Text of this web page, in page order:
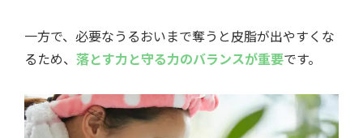
一方で、必要なうるおいまで奪うと皮脂が出やすくな
るため、 落とす力と守る力のバランスが重要です。